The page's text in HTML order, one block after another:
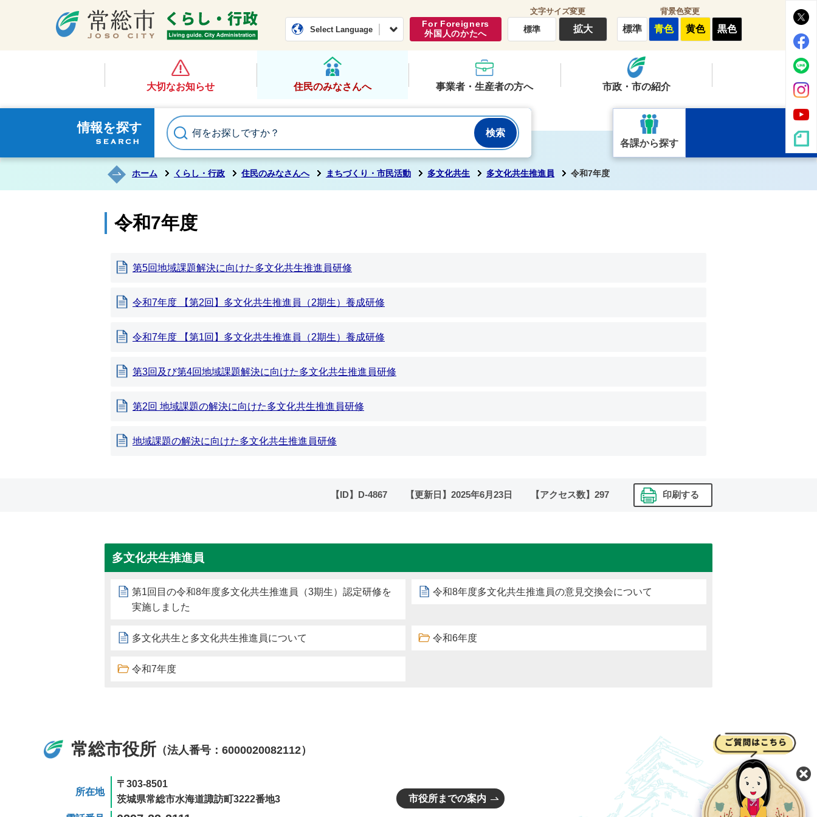
常総市公式ホームページくらし・行政
Select Language
For Foreigners
外国人のかたへ
文字サイズ変更
標準 拡大
背景色変更
標準 青色 黄色 黒色
大切なお知らせ 住民のみなさんへ 事業者・生産者の方へ 市政・市の紹介
情報を探す
各課から探す
ホーム くらし・行政 住民のみなさんへ まちづくり・市民活動 多文化共生 多文化共生推進員 令和7年度
令和7年度
第5回地域課題解決に向けた多文化共生推進員研修
令和7年度 【第2回】多文化共生推進員（2期生）養成研修
令和7年度 【第1回】多文化共生推進員（2期生）養成研修
第3回及び第4回地域課題解決に向けた多文化共生推進員研修
第2回 地域課題の解決に向けた多文化共生推進員研修
地域課題の解決に向けた多文化共生推進員研修
【ID】 D-4867 【更新日】 2025年6月23日 【アクセス数】 297 印刷する
多文化共生推進員
第1回目の令和8年度多文化共生推進員（3期生）認定研修を
実施しました
令和8年度多文化共生推進員の意見交換会について
多文化共生と多文化共生推進員について 令和6年度
令和7年度
常総市役所 （法人番号：6000020082112）
所在地
〒303-8501
茨城県常総市水海道諏訪町3222番地3
市役所までの案内